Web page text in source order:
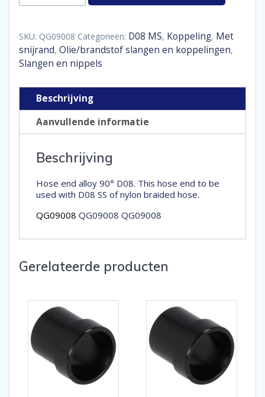
aantal
SKU: QG09008 Categorieën: D08 MS, Koppeling, Met
snijrand, Olie/brandstof slangen en koppelingen,
Slangen en nippels
Beschrijving
Aanvullende informatie
Beschrijving
Hose end alloy 90° D08. This hose end to be
used with D08 SS of nylon braided hose.
QG09008 QG09008 QG09008
Gerelateerde producten